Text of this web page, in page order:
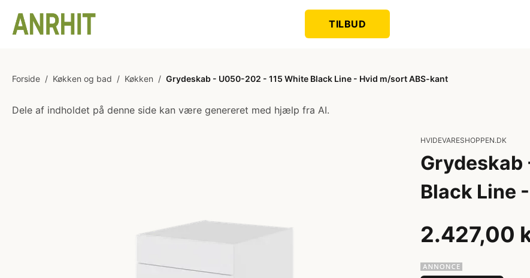
TILBUD
Forside / Køkken og bad / Køkken / Grydeskab - U050-202 - 115 White Black Line - Hvid m/sort ABS-kant
Dele af indholdet på denne side kan være genereret med hjælp fra AI.
HVIDEVARESHOPPEN.DK
Grydeskab
Black Line
2.427,00